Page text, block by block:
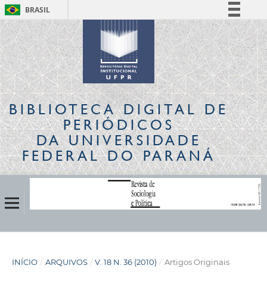
BRASIL
Simplifique!
Comunica BR
Participe
Acesso à informação
Legislação
Canais
BIBLIOTECA DIGITALDE
PERIÓDICOS
DA UNIVERSIDADE
FEDERAL DO PARANÁ
INÍCIO / ARQUIVOS / V. 18 N. 36 (2010) / Artigos Originais